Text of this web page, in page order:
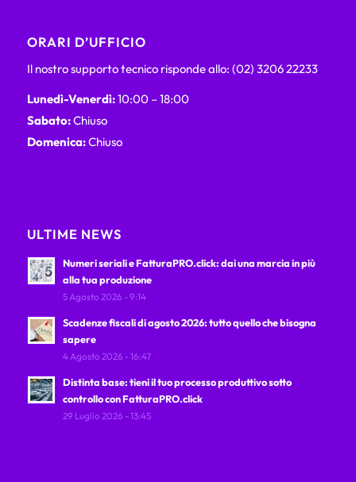
ORARI D’UFFICIO
Il nostro supporto tecnico risponde allo: (02) 3206 22233
Lunedì-Venerdì:10:00 – 18:00
Sabato:Chiuso
Domenica:Chiuso
ULTIME NEWS
Numeri seriali e FatturaPRO.click: dai una marcia in più
alla tua produzione
5 Agosto 2026 - 9:14
Scadenze fiscali di agosto 2026: tutto quello che bisogna
sapere
4 Agosto 2026 - 16:47
Distinta base: tieni il tuo processo produttivo sotto
controllo con FatturaPRO.click
29 Luglio 2026 - 13:45